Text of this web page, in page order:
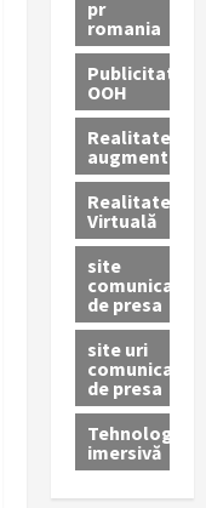
pr
romania
Publicitate
OOH
Realitatea
augmentată
Realitatea
Virtuală
site
comunicate
de presa
site uri
comunicate
de presa
Tehnologie
imersivă